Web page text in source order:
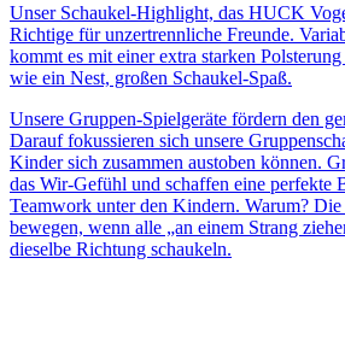
Unser Schaukel-Highlight, das HUCK
Richtige für unzertrennliche Freunde.
kommt es mit einer extra starken
wie ein Nest, großen Schaukel-Spaß.
Unsere Gruppen-Spielgeräte fördern den
Darauf fokussieren sich unsere
Kinder sich zusammen austoben können.
das Wir-Gefühl und schaffen eine perfekte
Teamwork unter den Kindern. Warum?
bewegen, wenn alle „an einem Strang
dieselbe Richtung schaukeln.